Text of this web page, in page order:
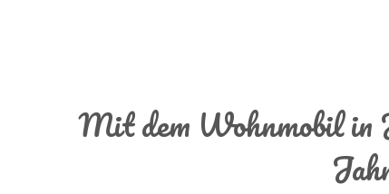
Mit dem Wohnmobil in